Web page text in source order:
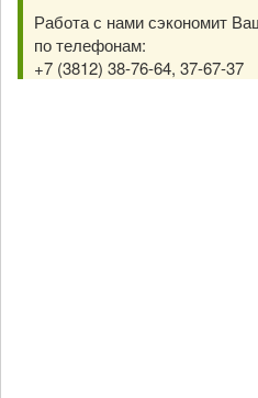
Работа с нами сэкономит
по телефонам:
+7 (3812) 38-76-64, 37-67-37